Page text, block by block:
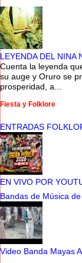
LEYENDA DEL NINA
Cuenta la leyenda
su auge y Oruro se
prosperidad, a...
Fiesta y Folklore
ENTRADAS
EN VIVO POR
Bandas de Música
Video Banda Mayas